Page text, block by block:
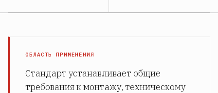
ОБЛАСТЬ ПРИМЕНЕНИЯ
Стандарт устанавливает общие
требования к монтажу, техническому